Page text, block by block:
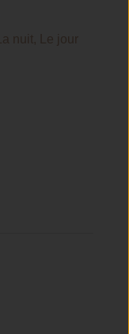
La nuit, Le jour